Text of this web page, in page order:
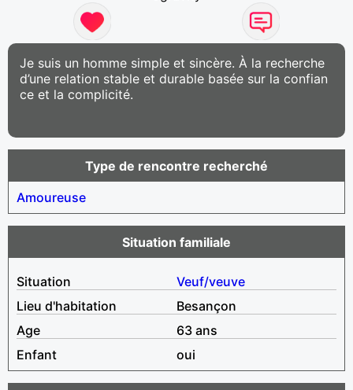
Je suis un homme simple et sincère. À la recherche
d’une relation stable et durable basée sur la confian
ce et la complicité.
Type de rencontre recherché
Amoureuse
Situation familiale
Situation
Veuf/veuve
Lieu d'habitation
Besançon
Age
63 ans
Enfant
oui